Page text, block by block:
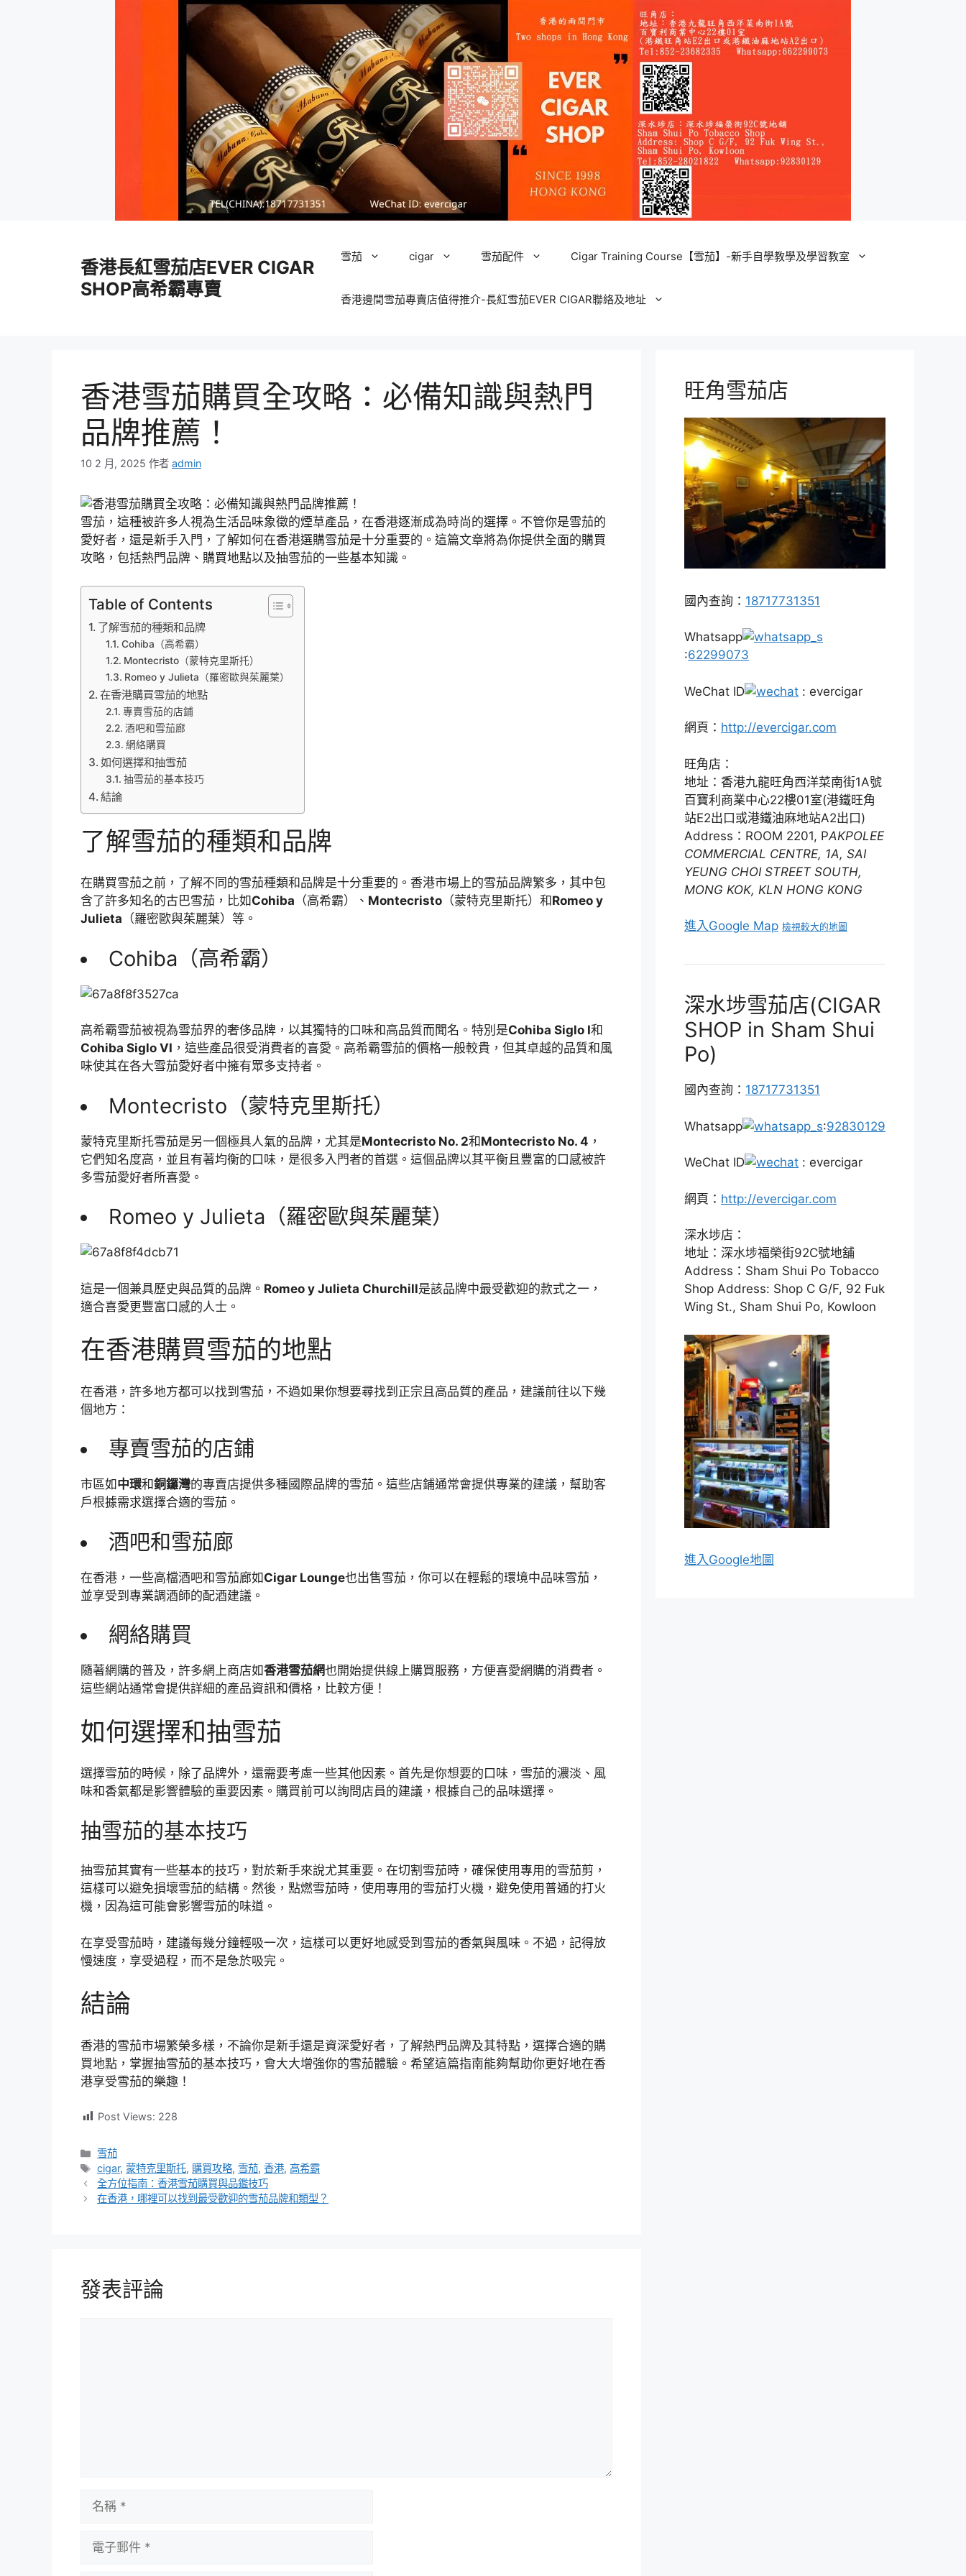
香港長紅雪茄店EVER CIGAR
SHOP高希霸專賣
雪茄 cigar 雪茄配件 Cigar Training Course【雪茄】-新手自學教學及學習教室
香港邊間雪茄專賣店值得推介-長紅雪茄EVER CIGAR聯絡及地址
香港雪茄購買全攻略：必備知識與熱門
品牌推薦！
10 2 月, 2025 作者 admin
雪茄，這種被許多人視為生活品味象徵的煙草產品，在香港逐漸成為時尚的選擇。不管你是雪茄的
愛好者，還是新手入門，了解如何在香港選購雪茄是十分重要的。這篇文章將為你提供全面的購買
攻略，包括熱門品牌、購買地點以及抽雪茄的一些基本知識。
Table of Contents
了解雪茄的種類和品牌
Cohiba（高希霸）
Montecristo（蒙特克里斯托）
Romeo y Julieta（羅密歐與茱麗葉）
在香港購買雪茄的地點
專賣雪茄的店鋪
酒吧和雪茄廊
網絡購買
如何選擇和抽雪茄
抽雪茄的基本技巧
結論
了解雪茄的種類和品牌
在購買雪茄之前，了解不同的雪茄種類和品牌是十分重要的。香港市場上的雪茄品牌繁多，其中包
含了許多知名的古巴雪茄，比如 Cohiba （高希霸）、 Montecristo （蒙特克里斯托）和 Romeo y
Julieta （羅密歐與茱麗葉）等。
Cohiba（高希霸）
高希霸雪茄被視為雪茄界的奢侈品牌，以其獨特的口味和高品質而聞名。特別是Cohiba Siglo I和
Cohiba Siglo VI ，這些產品很受消費者的喜愛。高希霸雪茄的價格一般較貴，但其卓越的品質和風
味使其在各大雪茄愛好者中擁有眾多支持者。
Montecristo（蒙特克里斯托）
蒙特克里斯托雪茄是另一個極具人氣的品牌，尤其是Montecristo No. 2和Montecristo No. 4 ，
它們知名度高，並且有著均衡的口味，是很多入門者的首選。這個品牌以其平衡且豐富的口感被許
多雪茄愛好者所喜愛。
Romeo y Julieta（羅密歐與茱麗葉）
這是一個兼具歷史與品質的品牌。 Romeo y Julieta Churchill是該品牌中最受歡迎的款式之一，
適合喜愛更豐富口感的人士。
在香港購買雪茄的地點
在香港，許多地方都可以找到雪茄，不過如果你想要尋找到正宗且高品質的產品，建議前往以下幾
個地方：
專賣雪茄的店鋪
市區如 中環和銅鑼灣的專賣店提供多種國際品牌的雪茄。這些店鋪通常會提供專業的建議，幫助客
戶根據需求選擇合適的雪茄。
酒吧和雪茄廊
在香港，一些高檔酒吧和雪茄廊如Cigar Lounge也出售雪茄，你可以在輕鬆的環境中品味雪茄，
並享受到專業調酒師的配酒建議。
網絡購買
隨著網購的普及，許多網上商店如香港雪茄網也開始提供線上購買服務，方便喜愛網購的消費者。
這些網站通常會提供詳細的產品資訊和價格，比較方便！
如何選擇和抽雪茄
選擇雪茄的時候，除了品牌外，還需要考慮一些其他因素。首先是你想要的口味，雪茄的濃淡、風
味和香氣都是影響體驗的重要因素。購買前可以詢問店員的建議，根據自己的品味選擇。
抽雪茄的基本技巧
抽雪茄其實有一些基本的技巧，對於新手來說尤其重要。在切割雪茄時，確保使用專用的雪茄剪，
這樣可以避免損壞雪茄的結構。然後，點燃雪茄時，使用專用的雪茄打火機，避免使用普通的打火
機，因為這可能會影響雪茄的味道。
在享受雪茄時，建議每幾分鐘輕吸一次，這樣可以更好地感受到雪茄的香氣與風味。不過，記得放
慢速度，享受過程，而不是急於吸完。
結論
香港的雪茄市場繁榮多樣，不論你是新手還是資深愛好者，了解熱門品牌及其特點，選擇合適的購
買地點，掌握抽雪茄的基本技巧，會大大增強你的雪茄體驗。希望這篇指南能夠幫助你更好地在香
港享受雪茄的樂趣！
Post Views: 228
分
類
雪茄
標
籤
cigar, 蒙特克里斯托, 購買攻略, 雪茄,香港,高希霸
全方位指南：香港雪茄購買與品鑑技巧
在香港，哪裡可以找到最受歡迎的雪茄品牌和類型？
發表評論
旺角雪茄店
國內查詢： 18717731351
Whatsapp
:62299073
WeChat ID : evercigar
網頁： http://evercigar.com
旺角店：
地址：香港九龍旺角西洋菜南街1A號
百寶利商業中心22樓01室(港鐵旺角
站E2出口或港鐵油麻地站A2出口)
Address：ROOM 2201, PAKPOLEE
COMMERCIAL CENTRE, 1A, SAI
YEUNG CHOI STREET SOUTH,
MONG KOK, KLN HONG KONG
進入Google Map 檢視較大的地圖
深水埗雪茄店(CIGAR
SHOP in Sham Shui
Po)
國內查詢： 18717731351
Whatsapp :92830129
WeChat ID : evercigar
網頁： http://evercigar.com
深水埗店：
地址：深水埗福榮街92C號地舖
Address：Sham Shui Po Tobacco
Shop Address: Shop C G/F, 92 Fuk
Wing St., Sham Shui Po, Kowloon
進入Google地圖